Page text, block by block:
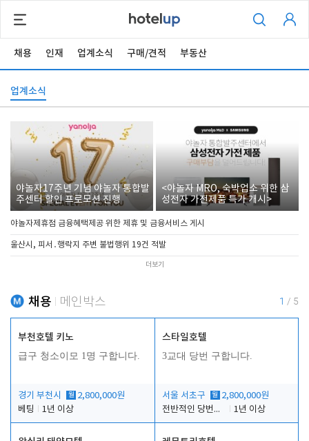
채용 인재 업계소식 구매/견적 부동산
업계소식
야놀자17주년 기념 야놀자 통합발
주센터 할인 프로모션 진행
<야놀자 MRO, 숙박업소 위한 삼
성전자 가전제품 특가 개시>
야놀자제휴점 금융혜택제공 위한 제휴 및 금융서비스 게시
울산시, 피서․행락지 주변 불법행위 19건 적발
더보기
채용 메인박스 1 / 5
부천호텔 키노
급구 청소이모 1명 구합니다.
경기 부천시 월 2,800,000원
베팅
1년 이상
스타일호텔
3교대 당번 구합니다.
서울 서초구 월 2,800,000원
전반적인 당번업무
1년 이상